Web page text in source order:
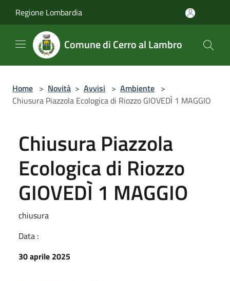
Regione Lombardia
Comune di Cerro al Lambro
Home > Novità > Avvisi > Ambiente >
Chiusura Piazzola Ecologica di Riozzo GIOVEDÌ 1 MAGGIO
Chiusura Piazzola
Ecologica di Riozzo
GIOVEDÌ 1 MAGGIO
chiusura
Data :
30 aprile 2025